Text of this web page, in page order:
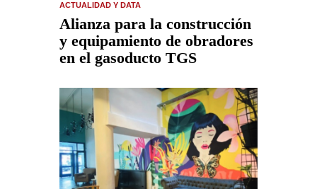
ACTUALIDAD Y DATA
Alianza para la construcción
y equipamiento de obradores
en el gasoducto TGS